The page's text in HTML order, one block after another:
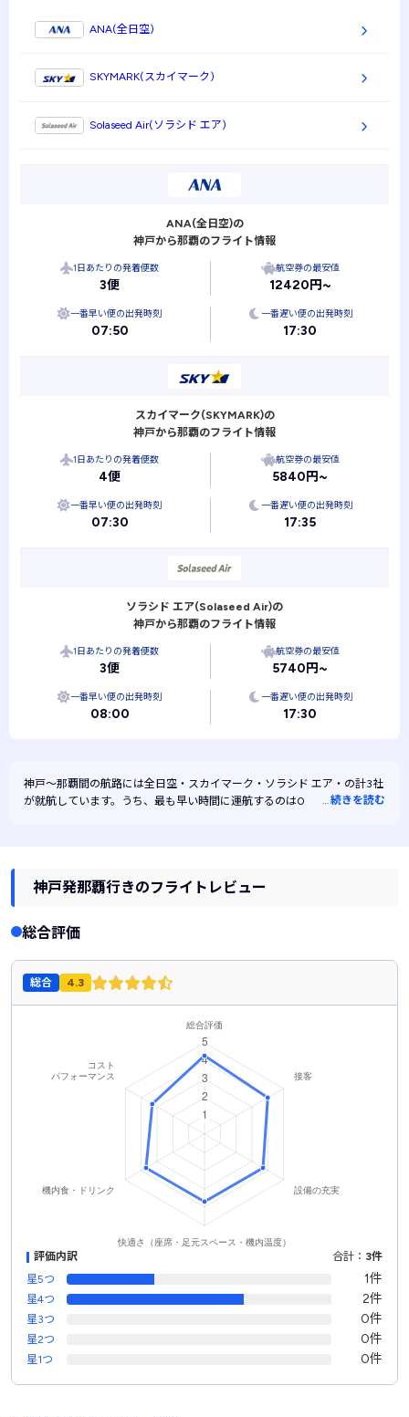
ANA(全日空)
SKYMARK(スカイマーク)
Solaseed Air(ソラシド エア)
ANA(全日空)の
神戸から那覇のフライト情報
1日あたりの発着便数
3便
航空券の最安値
12420円~
一番早い便の出発時刻
07:50
一番遅い便の出発時刻
17:30
スカイマーク(SKYMARK)の
神戸から那覇のフライト情報
1日あたりの発着便数
4便
航空券の最安値
5840円~
一番早い便の出発時刻
07:30
一番遅い便の出発時刻
17:35
ソラシド エア(Solaseed Air)の
神戸から那覇のフライト情報
1日あたりの発着便数
3便
航空券の最安値
5740円~
一番早い便の出発時刻
08:00
一番遅い便の出発時刻
17:30
神戸～那覇間の航路には全日空・ スカイマーク・ ソラシド エア・ の計3社
が就航しています。うち、最も早い時間に運航するのは07:30、最も遅い
…続きを読む
神戸発那覇行きのフライトレビュー
総合評価
総合 4.3
評価内訳 合計： 3件
星5つ
1件
星4つ 2件
星3つ 0件
星2つ 0件
星1つ 0件